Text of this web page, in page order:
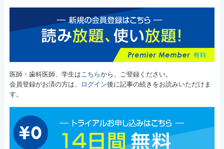
医師・歯科医師、学生は こちらから、ご登録ください。
会員登録がお済の方は、
ログイン後に記事の続きをお読みいただけま
す。